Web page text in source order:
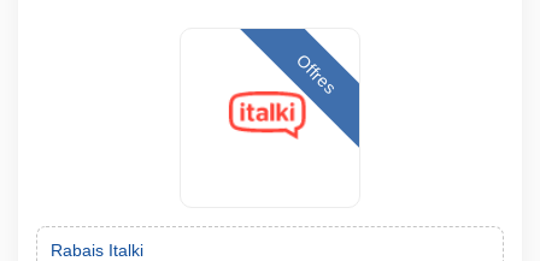
Offres
Rabais Italki